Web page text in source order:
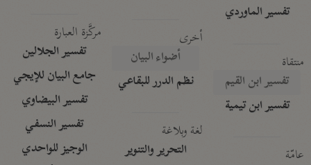
تفسير الماوردي
منتقاة
تفسير ابن القيم
تفسير ابن تيمية
عامّة
أخرى
أضواء البيان
نظم الدرر للبقاعي
لغة وبلاغة
التحرير والتنوير
مركَّزة العبارة
تفسير الجلالين
جامع البيان للإيجي
تفسير البيضاوي
تفسير النسفي
الوجيز للواحدي